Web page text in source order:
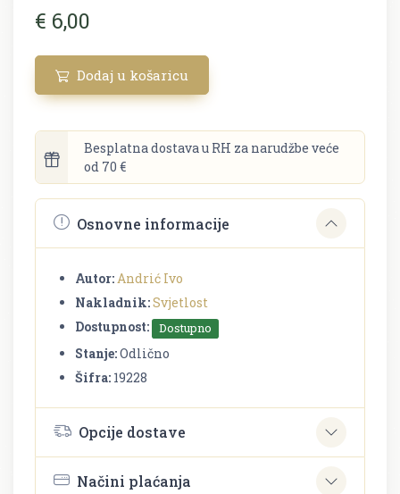
€ 6,00
Dodaj u košaricu
Besplatna dostava u RH za narudžbe veće
od 70 €
Osnovne informacije
Autor:Andrić Ivo
Nakladnik:Svjetlost
Dostupnost:
Dostupno
Stanje:Odlično
Šifra: 19228
Opcije dostave
Načini plaćanja